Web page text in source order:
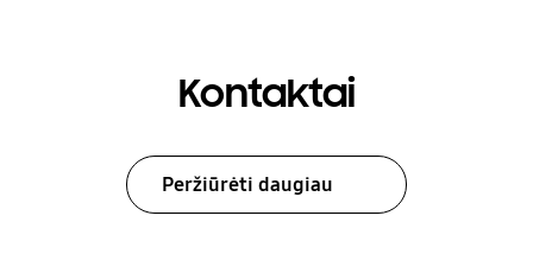
Kontaktai
Peržiūrėti daugiau